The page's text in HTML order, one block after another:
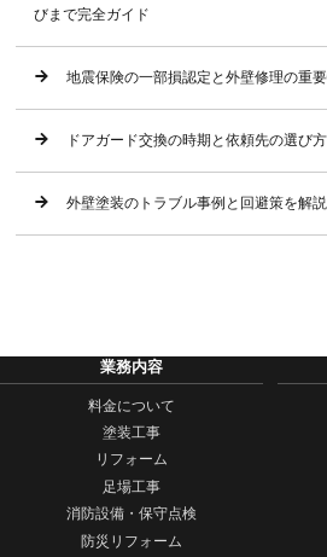
びまで完全ガイド
地震保険の一部損認定と外壁修理の重
ドアガード交換の時期と依頼先の選び
外壁塗装のトラブル事例と回避策を解
業務内容
料金について
塗装工事
リフォーム
足場工事
消防設備・保守点検
防災リフォーム